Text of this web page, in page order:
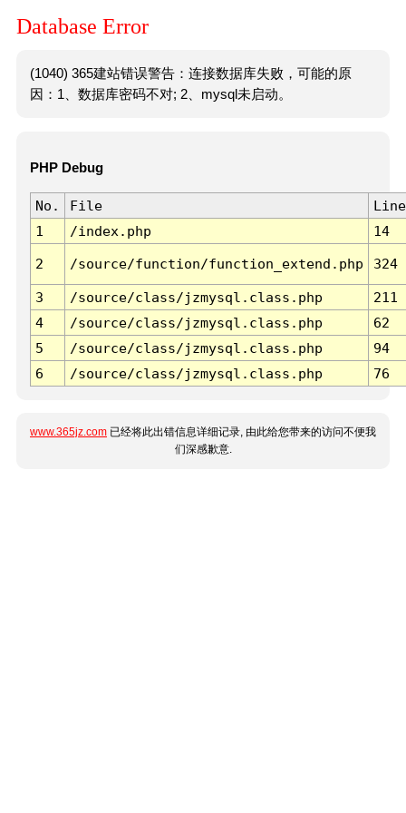
Database Error
(1040) 365建站错误警告：连接数据库失败，可能的原
因：1、数据库密码不对; 2、mysql未启动。
PHP Debug
No. File
Line
1
/index.php 14
2 /source/function/function_extend.php 324
3 /source/class/jzmysql.class.php
211
4
/source/class/jzmysql.class.php
62
5
/source/class/jzmysql.class.php
94
6
/source/class/jzmysql.class.php 76
www.365jz.com 已经将此出错信息详细记录, 由此给您带来的访问不便我
们深感歉意.